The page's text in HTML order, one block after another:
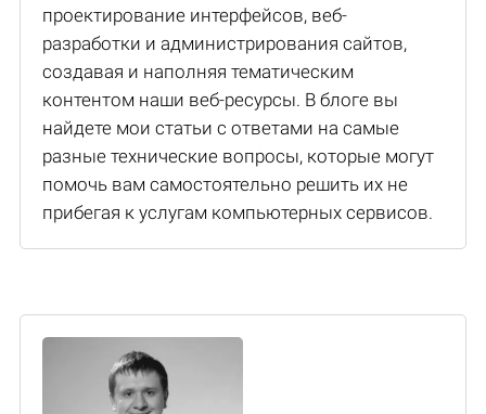
проектирование интерфейсов, веб-
разработки и администрирования сайтов,
создавая и наполняя тематическим
контентом наши веб-ресурсы. В блоге вы
найдете мои статьи с ответами на самые
разные технические вопросы, которые могут
помочь вам самостоятельно решить их не
прибегая к услугам компьютерных сервисов.